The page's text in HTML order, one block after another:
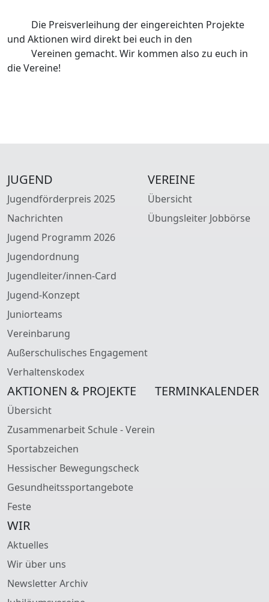
Die Preisverleihung der eingereichten Projekte
und Aktionen wird direkt bei euch in den
Vereinen gemacht. Wir kommen also zu euch in
die Vereine!
JUGEND
Jugendförderpreis 2025
Nachrichten
Jugend Programm 2026
Jugendordnung
Jugendleiter/innen-Card
Jugend-Konzept
Juniorteams
Vereinbarung
Außerschulisches Engagement
Verhaltenskodex
VEREINE
Übersicht
Übungsleiter Jobbörse
AKTIONEN & PROJEKTE
Übersicht
Zusammenarbeit Schule - Verein
Sportabzeichen
Hessischer Bewegungscheck
Gesundheitssportangebote
Feste
TERMINKALENDER
WIR
Aktuelles
Wir über uns
Newsletter Archiv